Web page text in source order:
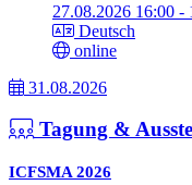
27.08.2026 16:00 -
Deutsch
online
31.08.2026
Tagung &
ICFSMA 2026